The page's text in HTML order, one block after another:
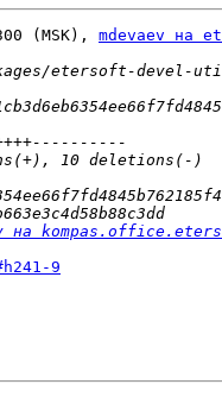
(MSK), mdevaev на
на
9